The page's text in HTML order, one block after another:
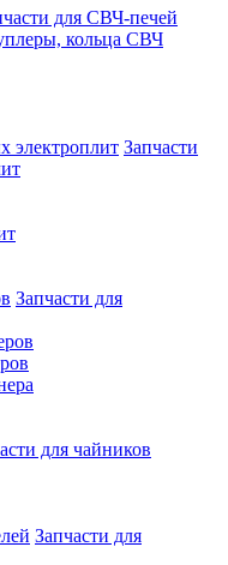
для СВЧ-печей
кольца СВЧ
Запчасти
Запчасти для
для чайников
Запчасти для